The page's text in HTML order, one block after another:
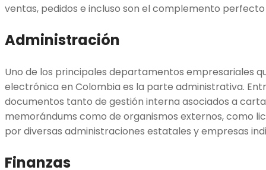
ventas, pedidos e incluso son el complemento
Administración
Uno de los principales departamentos empresariales
electrónica en Colombia es la parte administrativa.
documentos tanto de gestión interna asociados a
memorándums como de organismos externos, como
por diversas administraciones estatales y empresas
Finanzas